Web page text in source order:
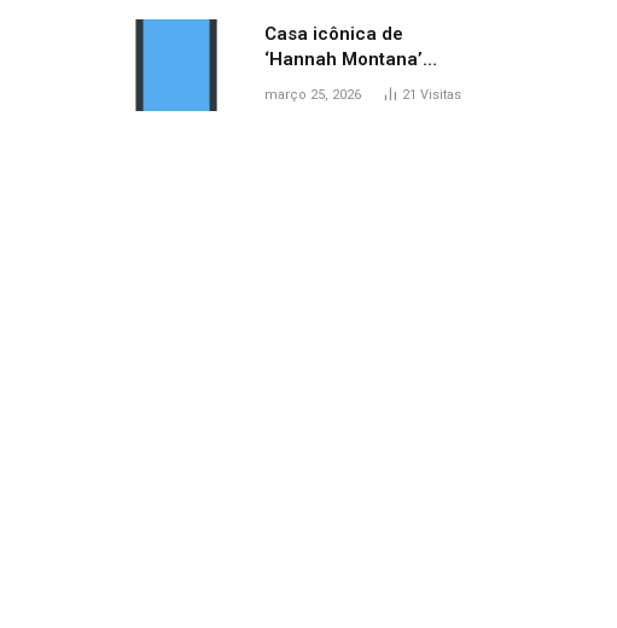
afirma ANA
Casa icônica de
‘Hannah Montana’
poderá ser alugada por
março 25, 2026 21 Visitas